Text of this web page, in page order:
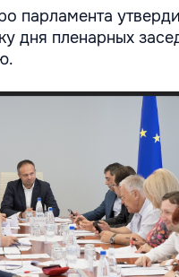
парламента
дня пленарных